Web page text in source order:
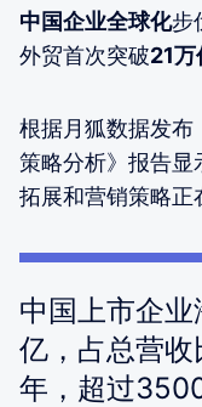
中国企业全球化步
外贸首次突破21万
根据月狐数据发
策略分析》报告显
拓展和营销策略正
中国上市企
亿，占总营
年，超过